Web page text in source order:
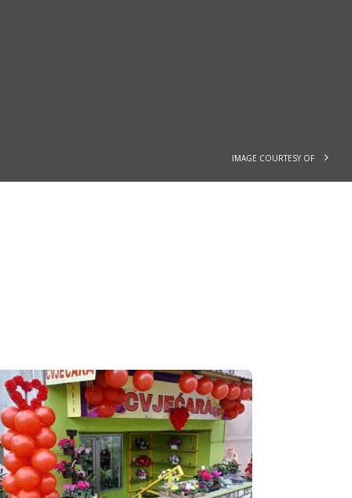
IMAGE COURTESY OF